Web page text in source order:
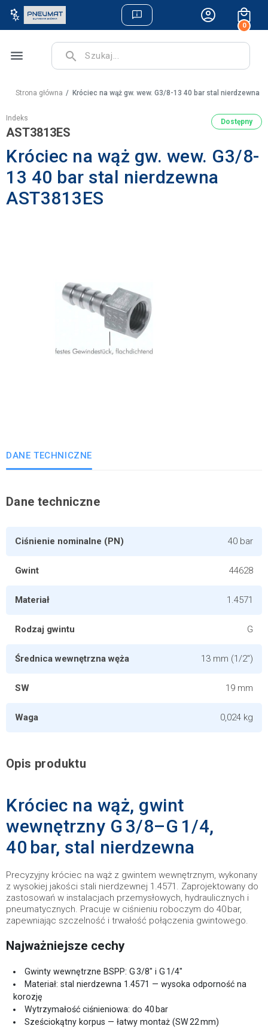
0
menu search
Strona główna Króciec na wąż gw. wew. G3/8-13 40 bar stal nierdzewna
Indeks
AST3813ES
Dostępny
Króciec na wąż gw. wew. G3/8-
13 40 bar stal nierdzewna
AST3813ES
DANE TECHNICZNE
Dane techniczne
Ciśnienie nominalne (PN) 40 bar
Gwint 44628
Materiał 1.4571
Rodzaj gwintu G
Średnica wewnętrzna węża 13 mm (1/2")
SW 19 mm
Waga 0,024 kg
Opis produktu
Króciec na wąż, gwint
wewnętrzny G 3/8–G 1/4,
40 bar, stal nierdzewna
Precyzyjny króciec na wąż z gwintem wewnętrznym, wykonany
z wysokiej jakości stali nierdzewnej 1.4571. Zaprojektowany do
zastosowań w instalacjach przemysłowych, hydraulicznych i
pneumatycznych. Pracuje w ciśnieniu roboczym do 40 bar,
zapewniając szczelność i trwałość połączenia gwintowego.
Najważniejsze cechy
Gwinty wewnętrzne BSPP: G 3/8" i G 1/4"
Materiał: stal nierdzewna 1.4571 — wysoka odporność na
korozję
Wytrzymałość ciśnieniowa: do 40 bar
Sześciokątny korpus — łatwy montaż (SW 22 mm)